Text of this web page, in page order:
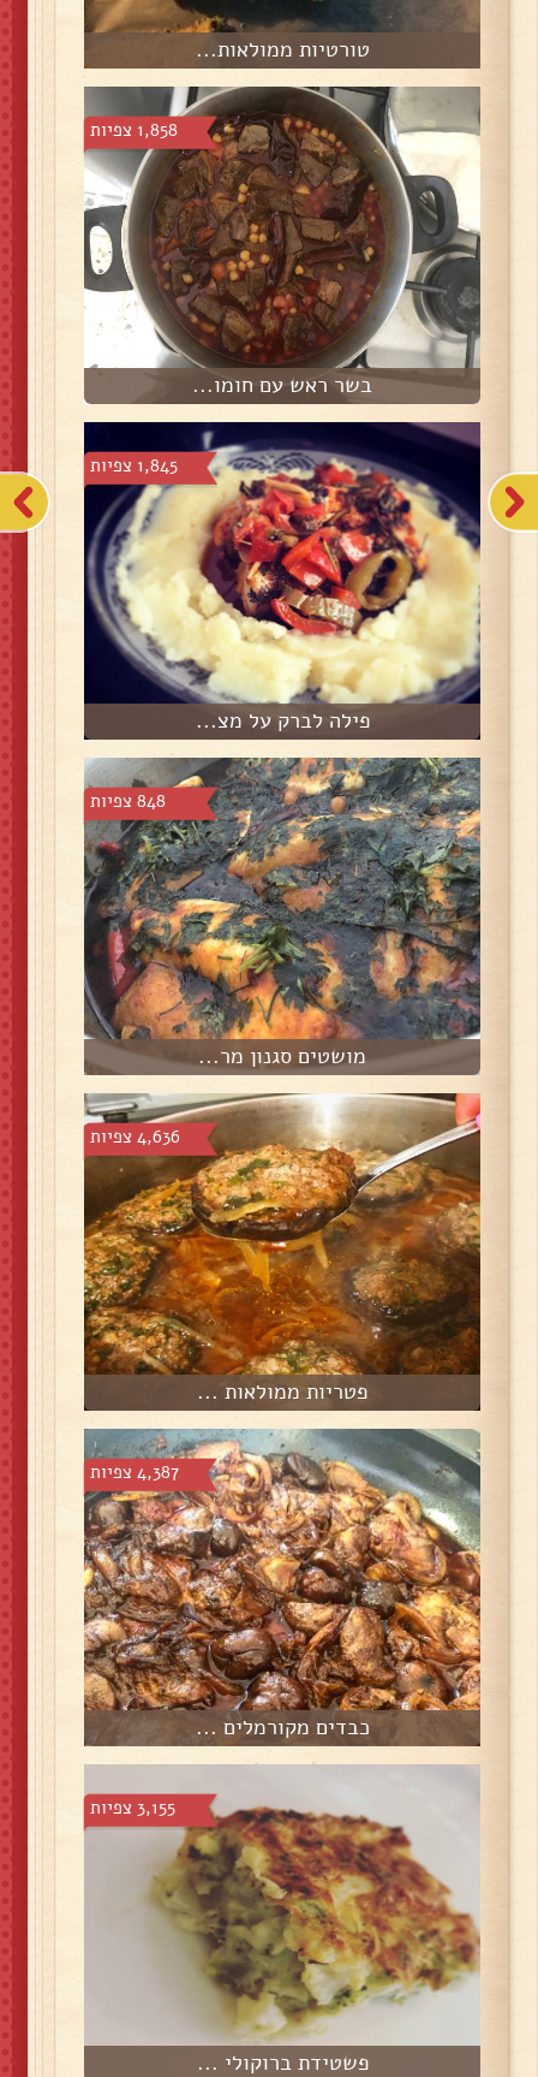
טורטיות ממולאות...
1,858 צפיות
בשר ראש עם חומו...
1,845 צפיות
פילה לברק על מצ...
848 צפיות
מושטים סגנון מר...
4,636 צפיות
פטריות ממולאות ...
4,387 צפיות
כבדים מקורמלים ...
3,155 צפיות
פשטידת ברוקולי ...